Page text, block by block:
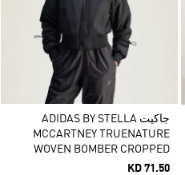
جاكيت ADIDAS BY STELLA
MCCARTNEY TRUENATURE
WOVEN BOMBER CROPPED
KD 71.50